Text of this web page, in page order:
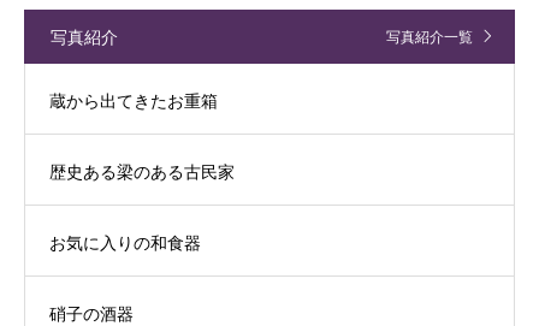
写真紹介 写真紹介一覧
蔵から出てきたお重箱
歴史ある梁のある古民家
お気に入りの和食器
硝子の酒器